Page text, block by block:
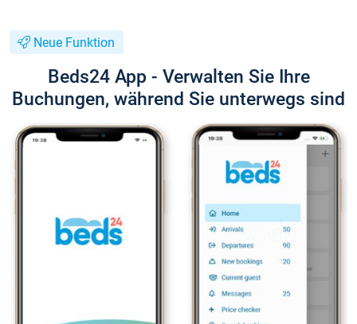
Neue Funktion
Beds24 App - Verwalten Sie Ihre
Buchungen, während Sie unterwegs sind